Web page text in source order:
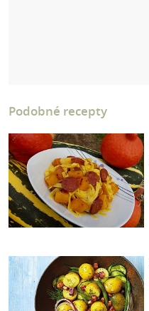
Podobné recepty